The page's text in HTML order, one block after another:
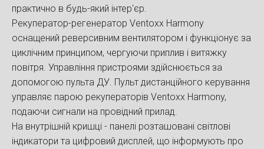
практично в будь-який інтер'єр.
Рекуператор-регенератор Ventoxx Harmony
оснащений реверсивним вентилятором і функціонує за
циклічним принципом, чергуючи приплив і витяжку
повітря. Управління пристроями здійснюється за
допомогою пульта ДУ. Пульт дистанційного керування
управляє парою рекуператорів Ventoxx Harmony,
подаючи сигнали на провідний прилад.
На внутрішній кришці - панелі розташовані світлові
індикатори та цифровий дисплей, що інформують про